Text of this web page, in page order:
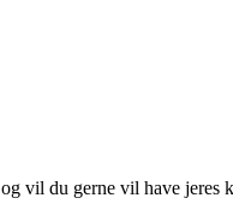
vil du gerne vil have jeres